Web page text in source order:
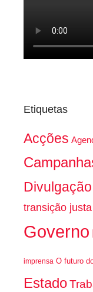
Etiquetas
Acções
Divulgação
transição justa
Governo
imprensa O futuro
Estado